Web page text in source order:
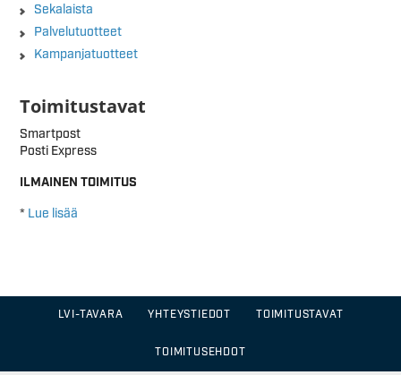
Sekalaista
Palvelutuotteet
Kampanjatuotteet
Toimitustavat
Smartpost
Posti Express
ILMAINEN TOIMITUS
* Lue lisää
LVI-TAVARA YHTEYSTIEDOT TOIMITUSTAVAT
TOIMITUSEHDOT